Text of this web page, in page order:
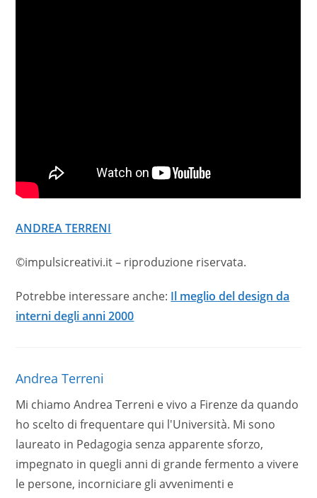
ANDREA TERRENI
©impulsicreativi.it – riproduzione riservata.
Potrebbe interessare anche: Il meglio del design da
interni degli anni 2000
Andrea Terreni
Mi chiamo Andrea Terreni e vivo a Firenze da quando
ho scelto di frequentare qui l'Università. Mi sono
laureato in Pedagogia senza apparente sforzo,
impegnato in quegli anni di grande fermento a vivere
le persone, incorniciare gli avvenimenti e